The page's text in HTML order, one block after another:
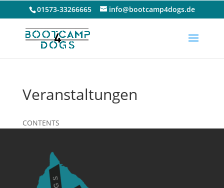
01573-33266665 info@bootcamp4dogs.de
Veranstaltungen
CONTENTS